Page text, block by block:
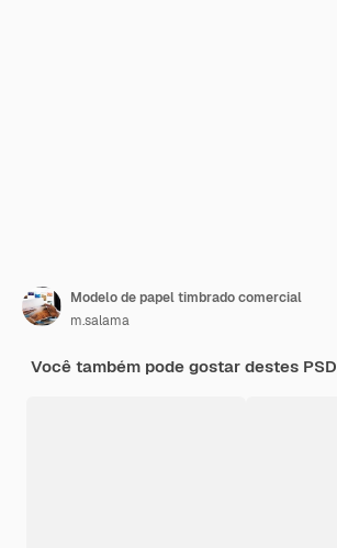
Modelo de papel timbrado comercial
m.salama
Você também pode gostar destes PSD